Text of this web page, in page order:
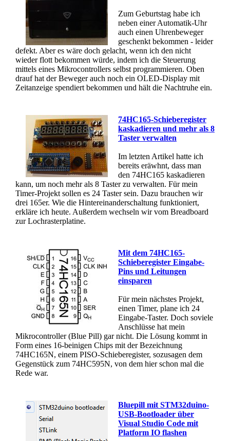
Zum Geburtstag habe ich
neben einer Automatik-Uhr
auch einen Uhrenbeweger
geschenkt bekommen - leider
defekt. Aber es wäre doch gelacht, wenn ich den nicht
wieder flott bekommen würde, indem ich die Steuerung
mittels eines Mikrocontrollers selbst programmieren. Oben
drauf hat der Beweger auch noch ein OLED-Display mit
Zeitanzeige spendiert bekommen und hält die Nachtruhe ein.
74HC165-Schieberegister
kaskadieren und mehr als 8
Taster verwalten
Im letzten Artikel hatte ich
bereits eräwhnt, dass man
den 74HC165 kaskadieren
kann, um noch mehr als 8 Taster zu verwalten. Für mein
Timer-Projekt sollen es 24 Taster sein. Dazu brauchen wir
drei 165er. Wie die Hintereinanderschaltung funktioniert,
erkläre ich heute. Außerdem wechseln wir vom Breadboard
zur Lochrasterplatine.
Mit dem 74HC165-
Schieberegister Eingabe-
Pins und Leitungen
einsparen
Für mein nächstes Projekt,
einen Timer, plane ich 24
Eingabe-Taster. Doch soviele
Anschlüsse hat mein
Mikrocontroller (Blue Pill) gar nicht. Die Lösung kommt in
Form eines 16-beinigen Chips mit der Bezeichnung
74HC165N, einem PISO-Schieberegister, sozusagen dem
Gegenstück zum 74HC595N, von dem hier schon mal die
Rede war.
Bluepill mit STM32duino-
USB-Bootloader über
Visual Studio Code mit
Platform IO flashen